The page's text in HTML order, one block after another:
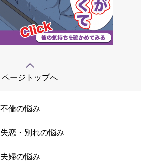
ページトップへ
不倫の悩み
失恋・別れの悩み
夫婦の悩み